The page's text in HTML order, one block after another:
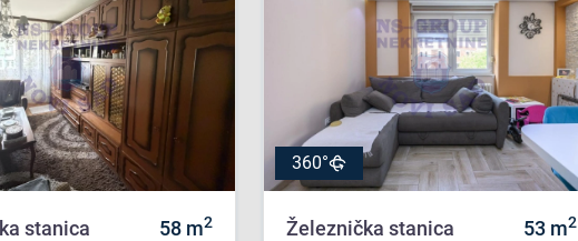
stanica 58 m2
360°
Železnička stanica 53 m2